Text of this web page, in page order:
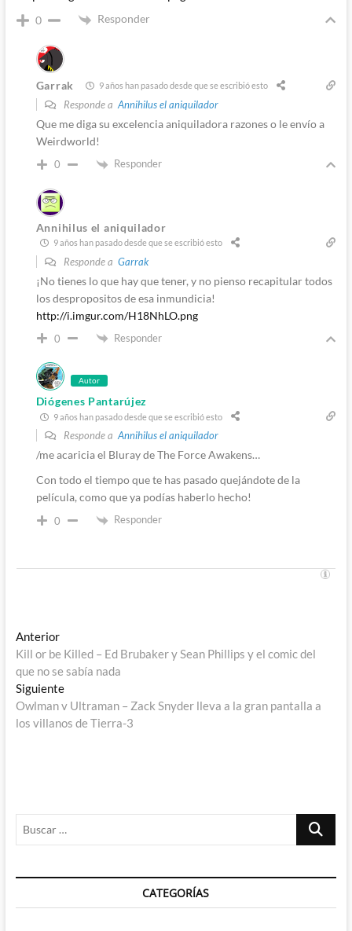
0 Responder
Garrak 9 años han pasado desde que se escribió esto
Responde a Annihilus el aniquilador
Que me diga su excelencia aniquiladora razones o le envío a
Weirdworld!
0 Responder
Annihilus el aniquilador
9 años han pasado desde que se escribió esto
Responde a Garrak
¡No tienes lo que hay que tener, y no pienso recapitular todos
los despropositos de esa inmundicia!
http://i.imgur.com/H18NhLO.png
0 Responder
Autor
Diógenes Pantarújez
9 años han pasado desde que se escribió esto
Responde aAnnihilus el aniquilador
/me acaricia el Bluray de The Force Awakens…
Con todo el tiempo que te has pasado quejándote de la
película, como que ya podías haberlo hecho!
0 Responder
Navegación
de
entradas
AnteriorEntrada
anterior:
Kill or be Killed – Ed Brubaker y Sean Phillips y el comic del
que no se sabía nada
SiguienteEntrada
siguiente:
Owlman v Ultraman – Zack Snyder lleva a la gran pantalla a
los villanos de Tierra-3
Buscar
CATEGORÍAS